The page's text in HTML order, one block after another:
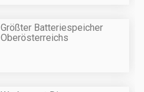
Größter Batteriespeicher
Oberösterreichs